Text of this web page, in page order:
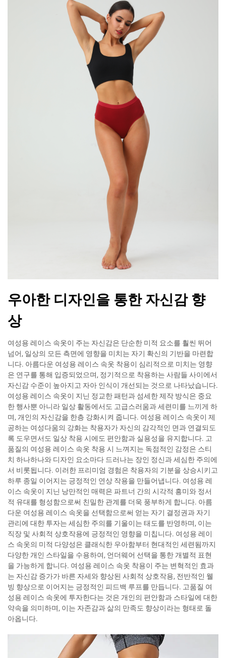
우아한 디자인을 통한 자신감 향
상
여성용 레이스 속옷이 주는 자신감은 단순한 미적 요소를 훨씬 뛰어
넘어, 일상의 모든 측면에 영향을 미치는 자기 확신의 기반을 마련합
니다. 아름다운 여성용 레이스 속옷 착용이 심리적으로 미치는 영향
은 연구를 통해 입증되었으며, 정기적으로 착용하는 사람들 사이에서
자신감 수준이 높아지고 자아 인식이 개선되는 것으로 나타났습니다.
여성용 레이스 속옷이 지닌 정교한 패턴과 섬세한 제작 방식은 중요
한 행사뿐 아니라 일상 활동에서도 고급스러움과 세련미를 느끼게 하
며, 개인의 자신감을 한층 강화시켜 줍니다. 여성용 레이스 속옷이 제
공하는 여성다움의 강화는 착용자가 자신의 감각적인 면과 연결되도
록 도우면서도 일상 착용 시에도 편안함과 실용성을 유지합니다. 고
품질의 여성용 레이스 속옷 착용 시 느껴지는 독점적인 감정은 스티
치 하나하나와 디자인 요소마다 드러나는 장인 정신과 세심한 주의에
서 비롯됩니다. 이러한 프리미엄 경험은 착용자의 기분을 상승시키고
하루 종일 이어지는 긍정적인 연상 작용을 만들어냅니다. 여성용 레
이스 속옷이 지닌 낭만적인 매력은 파트너 간의 시각적 흥미와 정서
적 유대를 형성함으로써 친밀한 관계를 더욱 풍부하게 합니다. 아름
다운 여성용 레이스 속옷을 선택함으로써 얻는 자기 결정권과 자기
관리에 대한 투자는 세심한 주의를 기울이는 태도를 반영하며, 이는
직장 및 사회적 상호작용에 긍정적인 영향을 미칩니다. 여성용 레이
스 속옷의 미적 다양성은 클래식한 우아함부터 현대적인 세련됨까지
다양한 개인 스타일을 수용하여, 언더웨어 선택을 통한 개별적 표현
을 가능하게 합니다. 여성용 레이스 속옷 착용이 주는 변혁적인 효과
는 자신감 증가가 바른 자세와 향상된 사회적 상호작용, 전반적인 웰
빙 향상으로 이어지는 긍정적인 피드백 루프를 만듭니다. 고품질 여
성용 레이스 속옷에 투자한다는 것은 개인의 편안함과 스타일에 대한
약속을 의미하며, 이는 자존감과 삶의 만족도 향상이라는 형태로 돌
아옵니다.